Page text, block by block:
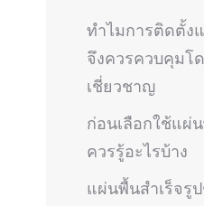
ทำไมการติดตั้ง
จึงควรควบคุมโ
เชี่ยวชาญ
ก่อนเลือกใช้แผ่
ควรรู้อะไรบ้าง
แผ่นพื้นสำเร็จรู